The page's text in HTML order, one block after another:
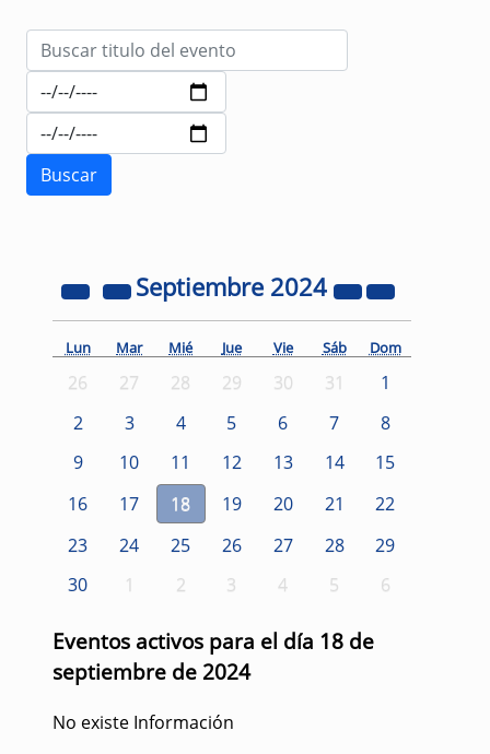
Septiembre 2024
Lun Mar Mié Jue Vie Sáb Dom
26 27 28 29 30 31
1
2
3 4 5 6 7
8
9
10 11 12 13 14
15
16
17 18 19 20 21
22
23
24 25 26 27 28
29
30
1 2 3 4 5 6
Eventos activos para el día 18 de
septiembre de 2024
No existe Información